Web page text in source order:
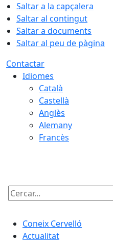
Saltar a la capçalera
Saltar al contingut
Saltar a documents
Saltar al peu de pàgina
Contactar
Idiomes
Català
Castellà
Anglès
Alemany
Francès
Cercar:
Coneix Cervelló
Actualitat